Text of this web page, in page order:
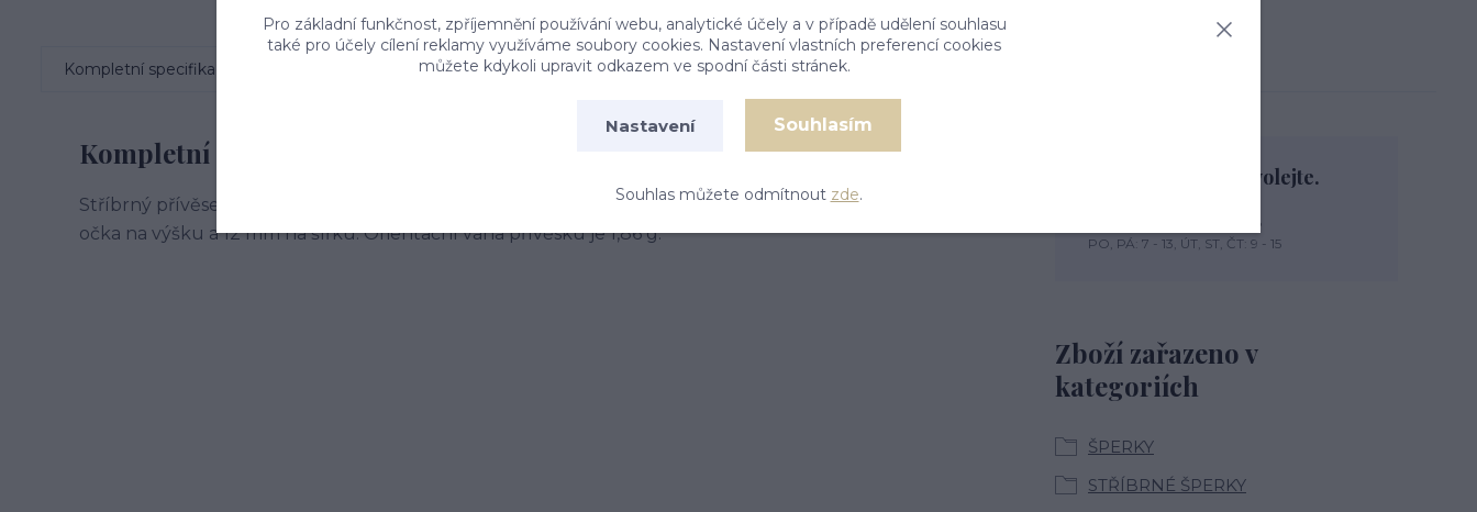
Kompletní specifikace
Kompletní specifikace
Stříbrný přívěsek s patinou - koktejl. Materiál je stříbro 925/1000. Rozměr přívěsku je 27mm včetně
očka na výšku a 12 mm na šířku. Orientační váha přívěsku je 1,86 g.
Zboží zařazeno v
kategoriích
ŠPERKY
STŘÍBRNÉ ŠPERKY
Nevíte si rady? Zavolejte.
+420 774 444 475
PO, PÁ: 7 - 13, ÚT, ST, ČT: 9 - 15
Pro základní funkčnost, zpříjemnění používání webu, analytické účely a v případě udělení souhlasu
také pro účely cílení reklamy využíváme soubory cookies. Nastavení vlastních preferencí cookies
můžete kdykoli upravit odkazem ve spodní části stránek.
Nastavení Souhlasím
Souhlas můžete odmítnout zde.